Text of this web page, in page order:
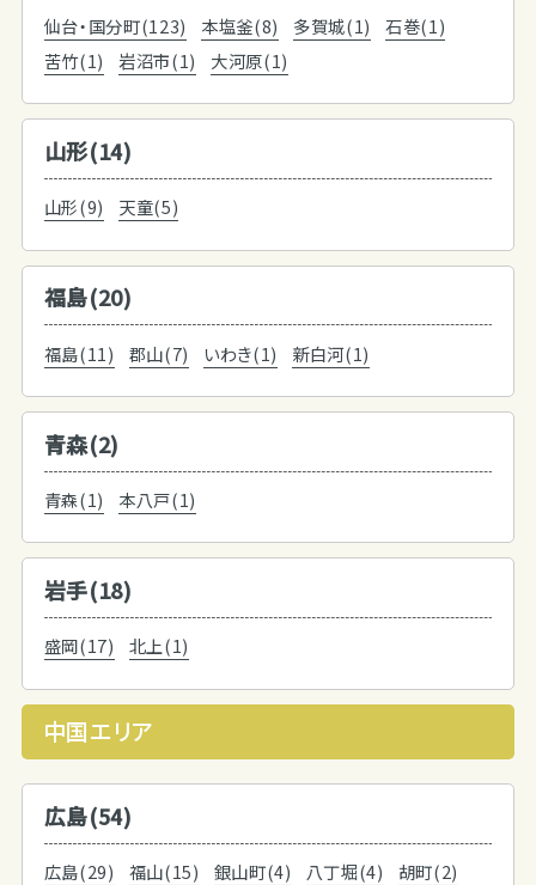
仙台・国分町(123) 本塩釜(8) 多賀城(1)
石巻(1)
苦竹(1)
岩沼市(1) 大河原(1)
山形(14)
山形(9) 天童(5)
福島(20)
福島(11) 郡山(7) いわき(1) 新白河(1)
青森(2)
青森(1) 本八戸(1)
岩手(18)
盛岡(17) 北上(1)
中国エリア
広島(54)
広島(29) 福山(15) 銀山町(4) 八丁堀(4) 胡町(2)